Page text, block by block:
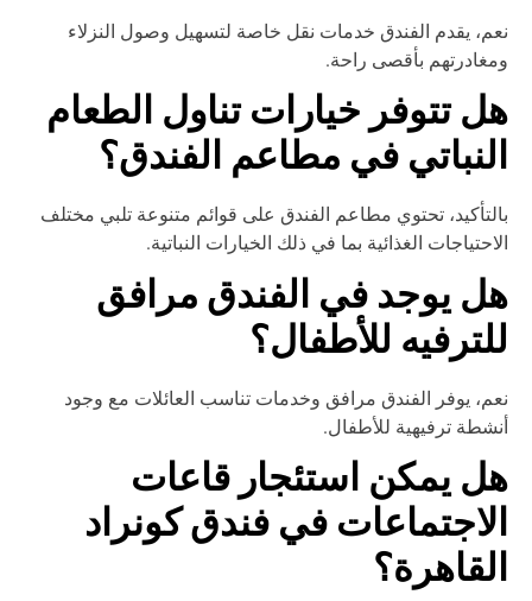
يقدم الفندق خدمات نقل خاصة لتسهيل وصول النزلاء
بأقصى راحة.
تتوفر خيارات تناول الطعام
في مطاعم الفندق؟
تحتوي مطاعم الفندق على قوائم متنوعة تلبي مختلف
الغذائية بما في ذلك الخيارات النباتية.
يوجد في الفندق مرافق
للأطفال؟
يوفر الفندق مرافق وخدمات تناسب العائلات مع وجود
ترفيهية للأطفال.
يمكن استئجار قاعات
في فندق كونراد